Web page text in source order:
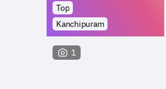
Top
Kanchipuram
1